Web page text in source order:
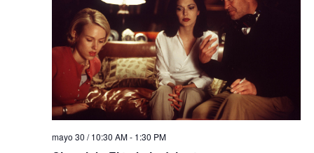
mayo 30 / 10:30 AM- 1:30 PM